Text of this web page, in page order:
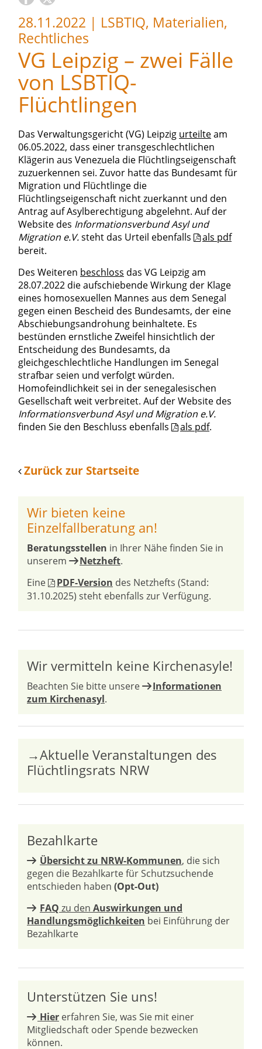
28.11.2022 | LSBTIQ, Materialien,
Rechtliches
VG Leipzig – zwei Fälle
von LSBTIQ-
Flüchtlingen
Das Verwaltungsgericht (VG) Leipzig urteilteam
06.05.2022, dass einer transgeschlechtlichen
Klägerin aus Venezuela die Flüchtlingseigenschaft
zuzuerkennen sei. Zuvor hatte das Bundesamt für
Migration und Flüchtlinge die
Flüchtlingseigenschaft nicht zuerkannt und den
Antrag auf Asylberechtigung abgelehnt. Auf der
Website des Informationsverbund Asyl und
Migration e.V.steht das Urteil ebenfalls
als pdf
bereit.
Des Weiteren beschloss das VG Leipzig am
28.07.2022 die aufschiebende Wirkung der Klage
eines homosexuellen Mannes aus dem Senegal
gegen einen Bescheid des Bundesamts, der eine
Abschiebungsandrohung beinhaltete. Es
bestünden ernstliche Zweifel hinsichtlich der
Entscheidung des Bundesamts, da
gleichgeschlechtliche Handlungen im Senegal
strafbar seien und verfolgt würden.
Homofeindlichkeit sei in der senegalesischen
Gesellschaft weit verbreitet. Auf der Website des
Informationsverbund Asyl und Migration e.V.
finden Sie den Beschluss ebenfalls
als pdf.
Zurück zur Startseite
Wir bieten keine
Einzelfallberatung an!
Beratungsstellen in Ihrer Nähe finden Sie in
unserem
Netzheft.
Eine
PDF-Version des Netzhefts (Stand:
31.10.2025) steht ebenfalls zur Verfügung.
Wir vermitteln keine Kirchenasyle!
Beachten Sie bitte unsere
Informationen
zum Kirchenasyl.
→Aktuelle Veranstaltungen des
Flüchtlingsrats NRW
Bezahlkarte
Übersicht zu NRW-Kommunen, die sich
gegen die Bezahlkarte für Schutzsuchende
entschieden haben (Opt-Out)
FAQ zu den Auswirkungen und
Handlungsmöglichkeiten bei Einführung der
Bezahlkarte
Unterstützen Sie uns!
Hier erfahren Sie, was Sie mit einer
Mitgliedschaft oder Spende bezwecken
können.